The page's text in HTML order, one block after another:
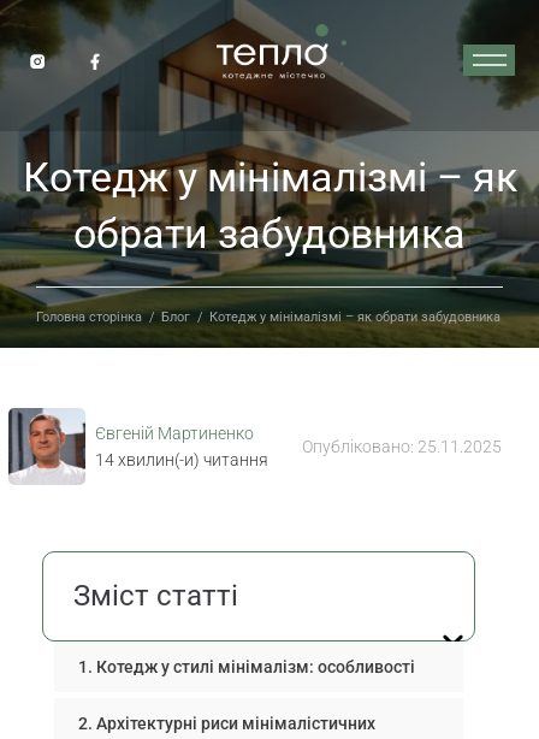
Котедж у мінімалізмі – як
обрати забудовника
Головна сторінка / Блог / Котедж у мінімалізмі – як обрати забудовника
Євгеній Мартиненко
14хвилин(-и) читання
Опубліковано: 25.11.2025
Зміст статті
Котедж у стилі мінімалізм: особливості
Архітектурні риси мінімалістичних